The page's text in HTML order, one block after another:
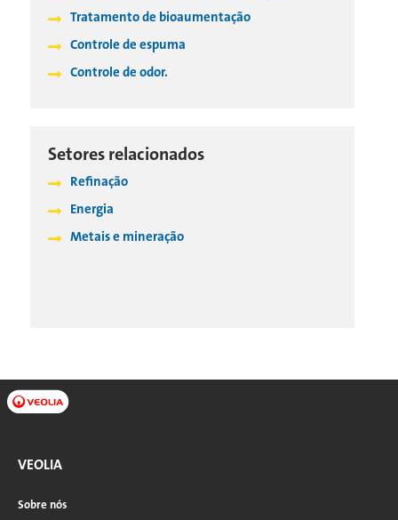
Tratamento de bioaumentação
Controle de espuma
Controle de odor.
Setores relacionados
Refinação
Energia
Metais e mineração
VEOLIA
Sobre nós